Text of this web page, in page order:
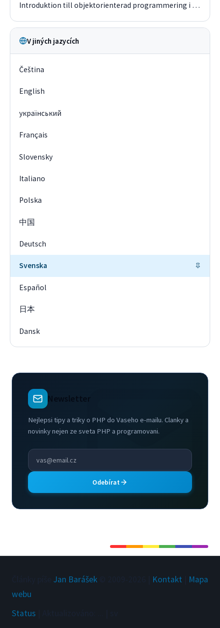
Introduktion till objektorienterad programmering i PHP
V jiných jazycích
Čeština
English
український
Français
Slovensky
Italiano
Polska
中国
Deutsch
Svenska
Español
日本
Dansk
Newsletter
Nejlepsi tipy a triky o PHP do Vaseho e-mailu. Clanky a
novinky nejen ze sveta PHP a programovani.
Odebírat
Jan Barášek Kontakt
Mapa
webu
Status